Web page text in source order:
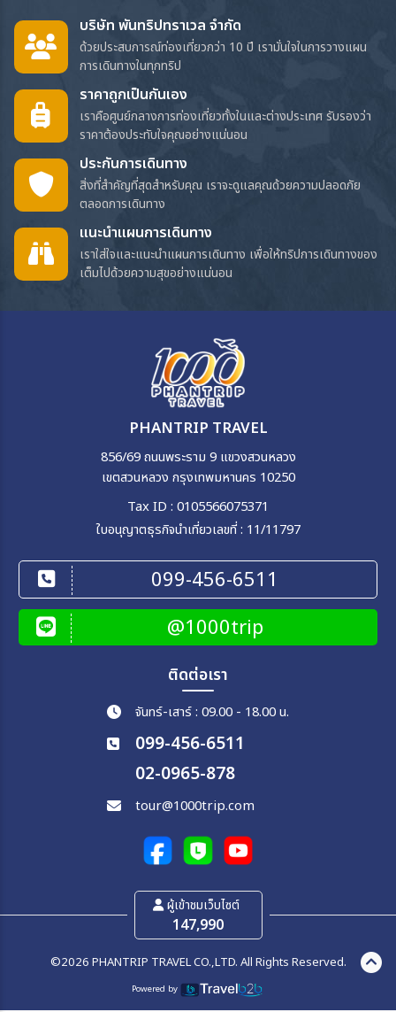
บริษัท พันทริปทราเวล จำกัด
ด้วยประสบการณ์ท่องเที่ยวกว่า 10 ปี เรามั่นใจในการวางแผน
การเดินทางในทุกทริป
ราคาถูกเป็นกันเอง
เราคือศูนย์กลางการท่องเที่ยวทั้งในและต่างประเทศ รับรองว่า
ราคาต้องประทับใจคุณอย่างแน่นอน
ประกันการเดินทาง
สิ่งที่สำคัญที่สุดสำหรับคุณ เราจะดูแลคุณด้วยความปลอดภัย
ตลอดการเดินทาง
แนะนำแผนการเดินทาง
เราใส่ใจและแนะนำแผนการเดินทาง เพื่อให้ทริปการเดินทางของ
เต็มไปด้วยความสุขอย่างแน่นอน
PHANTRIP TRAVEL
856/69 ถนนพระราม 9 แขวงสวนหลวง
เขตสวนหลวง กรุงเทพมหานคร 10250
Tax ID : 0105566075371
ใบอนุญาตธุรกิจนำเที่ยวเลขที่ : 11/11797
099-456-6511
@1000trip
ติดต่อเรา
จันทร์-เสาร์ : 09.00 - 18.00 น.
099-456-6511
02-0965-878
tour@1000trip.com
ผู้เข้าชมเว็บไซต์
147,990
©2026 PHANTRIP TRAVEL CO.,LTD. All Rights Reserved.
Powered by